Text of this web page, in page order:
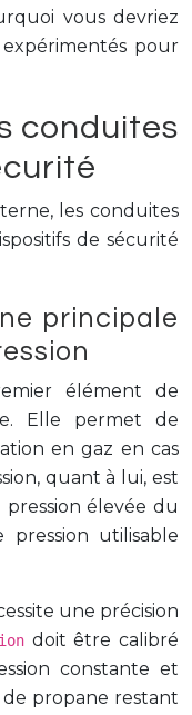
vous devriez
pour
conduites
les conduites
de sécurité
principale
élément de
Elle permet de
en gaz en cas
quant à lui, est
élevée du
utilisable
une précision
doit être calibré
constante et
propane restant